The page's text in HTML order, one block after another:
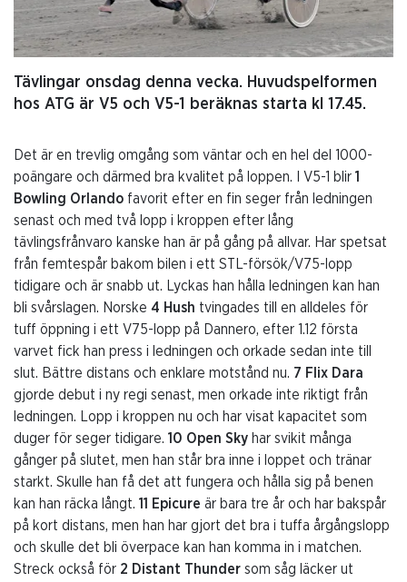
Tävlingar onsdag denna vecka. Huvudspelformen
hos ATG är V5 och V5-1 beräknas starta kl 17.45.
Det är en trevlig omgång som väntar och en hel del 1000-
poängare och därmed bra kvalitet på loppen. I V5-1 blir 1
Bowling Orlando favorit efter en fin seger från ledningen
senast och med två lopp i kroppen efter lång
tävlingsfrånvaro kanske han är på gång på allvar. Har spetsat
från femtespår bakom bilen i ett STL-försök/V75-lopp
tidigare och är snabb ut. Lyckas han hålla ledningen kan han
bli svårslagen. Norske 4 Hush tvingades till en alldeles för
tuff öppning i ett V75-lopp på Dannero, efter 1.12 första
varvet fick han press i ledningen och orkade sedan inte till
slut. Bättre distans och enklare motstånd nu. 7 Flix Dara
gjorde debut i ny regi senast, men orkade inte riktigt från
ledningen. Lopp i kroppen nu och har visat kapacitet som
duger för seger tidigare. 10 Open Sky har svikit många
gånger på slutet, men han står bra inne i loppet och tränar
starkt. Skulle han få det att fungera och hålla sig på benen
kan han räcka långt. 11 Epicure är bara tre år och har bakspår
på kort distans, men han har gjort det bra i tuffa årgångslopp
och skulle det bli överpace kan han komma in i matchen.
Streck också för 2 Distant Thunder som såg läcker ut